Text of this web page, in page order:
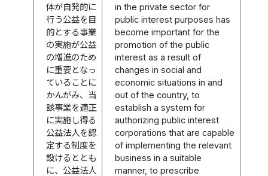
体が自発的に
行う公益を目
的とする事業
の実施が公益
の増進のため
に重要となっ
ていることに
かんがみ、当
該事業を適正
に実施し得る
公益法人を認
定する制度を
設けるととも
に、公益法人
in the private sector for
public interest purposes has
become important for the
promotion of the public
interest as a result of
changes in social and
economic situations in and
out of the country, to
establish a system for
authorizing public interest
corporations that are capable
of implementing the relevant
business in a suitable
manner, to prescribe